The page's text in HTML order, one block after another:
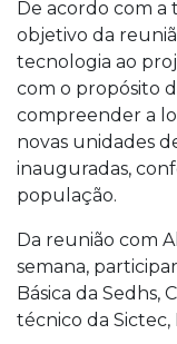
De acordo com a
objetivo da
tecnologia ao
com o propósito
compreender a
novas unidades
inauguradas,
população.
Da reunião com
semana,
Básica da Sedhs,
técnico da Sictec,